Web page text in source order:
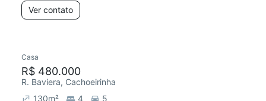
Ver contato
Casa
R$ 480.000
R. Baviera, Cachoeirinha
130m² 4 5